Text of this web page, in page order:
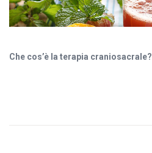
Che cos’è la terapia craniosacrale?